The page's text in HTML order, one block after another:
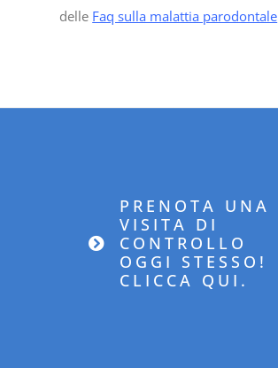
delle Faq sulla malattia parodontale
PRENOTA UNA
VISITA DI
CONTROLLO
OGGI STESSO!
CLICCA QUI.